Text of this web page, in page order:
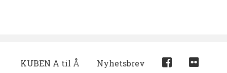
KUBEN A til Å Nyhetsbrev